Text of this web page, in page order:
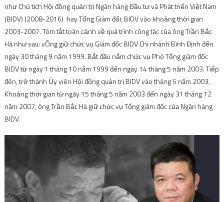
như Chủ tịch Hội đồng quản trị Ngân hàng Đầu tư và Phát triển Việt Nam
(BIDV) (2008-2016) hay Tổng Giám đốc BIDV vào khoảng thời gian
2003-2007. Tóm tắt toàn cảnh về quá trình công tác của ông Trần Bắc
Hà như sau: vÔng giữ chức vụ Giám đốc BIDV Chi nhánh Bình Định đến
ngày 30 tháng 9 năm 1999. Bắt đầu nắm chức vụ Phó Tổng giám đốc
BIDV từ ngày 1 tháng 10 năm 1999 đến ngày 14 tháng 5 năm 2003. Tiếp
đên, trở thành Ủy viên Hội đồng quản trị BIDV vào tháng 5 năm 2003.
Khoảng thời gian từ ngày 15 tháng 5 năm 2003 đến ngày 31 tháng 12
năm 2007, ông Trần Bắc Hà giữ chức vụ Tổng giám đốc của Ngân hàng
BIDV.